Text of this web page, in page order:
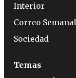
Interior
Correo Semanal
Sociedad
Temas